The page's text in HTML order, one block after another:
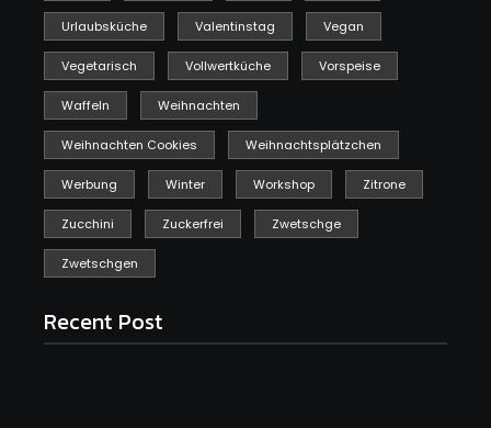
Urlaubsküche Valentinstag Vegan
Vegetarisch Vollwertküche Vorspeise
Waffeln Weihnachten
Weihnachten Cookies Weihnachtsplätzchen
Werbung Winter Workshop Zitrone
Zucchini Zuckerfrei Zwetschge
Zwetschgen
Recent Post